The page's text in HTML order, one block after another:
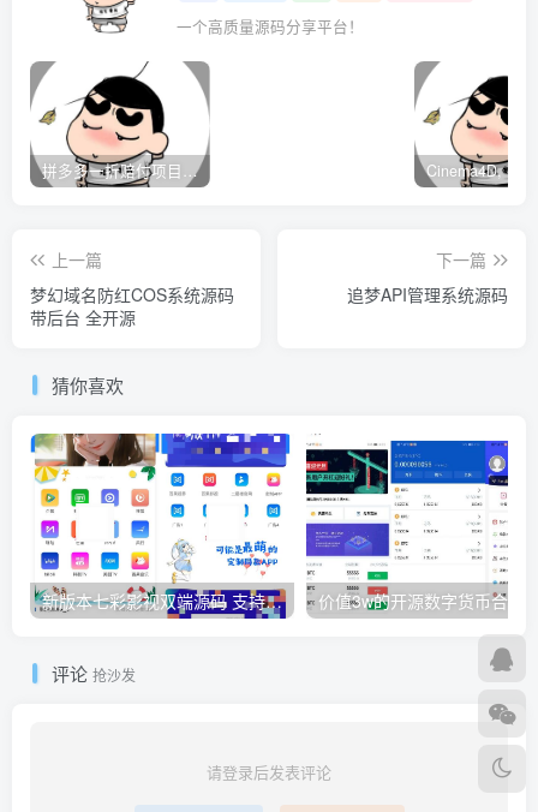
一个高质量源码分享平台！
拼多多一折赔付项目是怎么操作的？
上一篇
梦幻域名防红COS系统源码
带后台 全开源
下一篇
追梦API管理系统源码
猜你喜欢
新版本七彩影视双端源码 支持PC+WAP+APP三端 对接苹果CMS后台
评论 抢沙发
请登录后发表评论